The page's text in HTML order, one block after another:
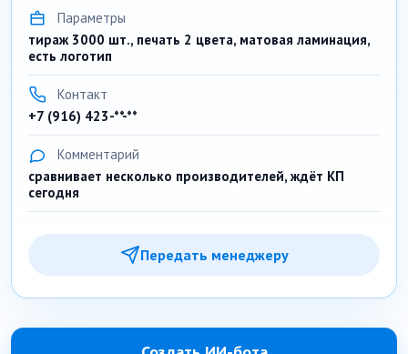
Параметры
тираж 3000 шт., печать 2 цвета, матовая ламинация,
есть логотип
Контакт
+7 (916) 423-**-**
Комментарий
сравнивает несколько производителей, ждёт КП
сегодня
Передать менеджеру